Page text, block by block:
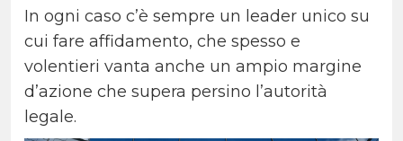
In ogni caso c’è sempre un leader unico su
cui fare affidamento, che spesso e
volentieri vanta anche un ampio margine
d’azione che supera persino l’autorità
legale.